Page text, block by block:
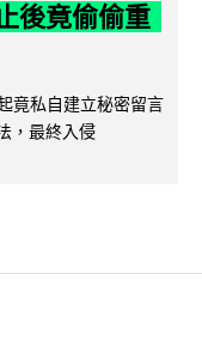
後竟偷偷重
竟私自建立秘密留言
，最終入侵